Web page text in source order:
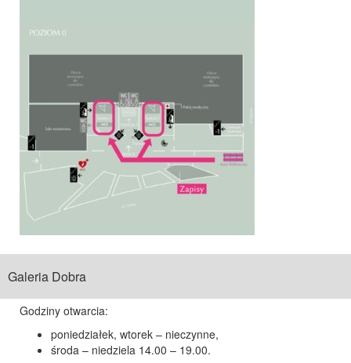
Galeria Dobra
Godziny otwarcia:
poniedziałek, wtorek – nieczynne,
środa – niedziela 14.00 – 19.00.